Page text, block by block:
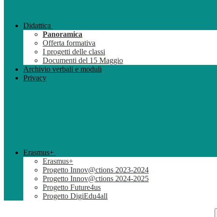
Didattica
Panoramica
Offerta formativa
I progetti delle classi
Documenti del 15 Maggio
Archivio verbali e moduli
Privacy
Erasmus+
Erasmus+
Progetto Innov@ctions 2023-2024
Progetto Innov@ctions 2024-2025
Progetto Future4us
Progetto DigiEdu4all